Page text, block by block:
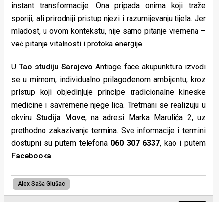
instant transformacije. Ona pripada onima koji traže
sporiji, ali prirodniji pristup njezi i razumijevanju tijela. Jer
mladost, u ovom kontekstu, nije samo pitanje vremena –
već pitanje vitalnosti i protoka energije.
UTao studiju Sarajevo Antiage face akupunktura izvodi
se u mirnom, individualno prilagođenom ambijentu, kroz
pristup koji objedinjuje principe tradicionalne kineske
medicine i savremene njege lica. Tretmani se realizuju u
okviru Studija Move, na adresi Marka Marulića 2, uz
prethodno zakazivanje termina. Sve informacije i termini
dostupni su putem telefona 060 307 6337, kao i putem
Facebooka.
Alex Saša Glušac